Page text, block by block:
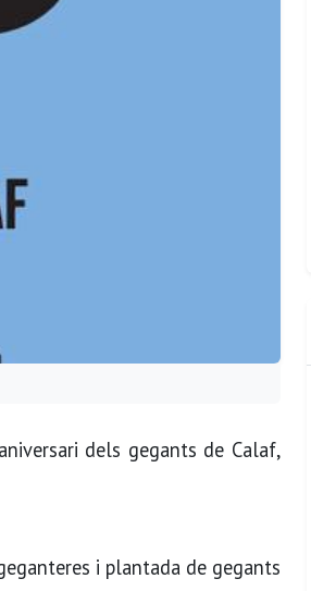
dels gegants de Calaf,
i plantada de gegants